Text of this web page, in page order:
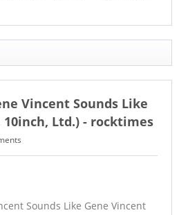
Vincent Sounds Like
10inch, Ltd.) - rocktimes
Sounds Like Gene Vincent